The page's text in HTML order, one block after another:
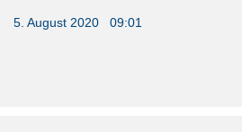
5. August 2020 09:01